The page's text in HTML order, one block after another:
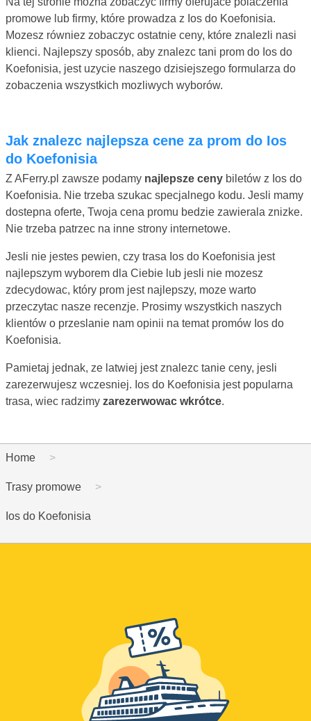
promowe lub firmy, które prowadza z Ios do Koefonisia.
Mozesz równiez zobaczyc ostatnie ceny, które znalezli nasi
klienci. Najlepszy sposób, aby znalezc tani prom do Ios do
Koefonisia, jest uzycie naszego dzisiejszego formularza do
zobaczenia wszystkich mozliwych wyborów.
Jak znalezc najlepsza cene za prom do Ios
do Koefonisia
Z AFerry.pl zawsze podamy najlepsze ceny biletów z Ios do
Koefonisia. Nie trzeba szukac specjalnego kodu. Jesli mamy
dostepna oferte, Twoja cena promu bedzie zawierala znizke.
Nie trzeba patrzec na inne strony internetowe.
Jesli nie jestes pewien, czy trasa Ios do Koefonisia jest
najlepszym wyborem dla Ciebie lub jesli nie mozesz
zdecydowac, który prom jest najlepszy, moze warto
przeczytac nasze recenzje. Prosimy wszystkich naszych
klientów o przeslanie nam opinii na temat promów Ios do
Koefonisia.
Pamietaj jednak, ze latwiej jest znalezc tanie ceny, jesli
zarezerwujesz wczesniej. Ios do Koefonisia jest popularna
trasa, wiec radzimy zarezerwowac wkrótce.
Home
Trasy promowe
Ios do Koefonisia